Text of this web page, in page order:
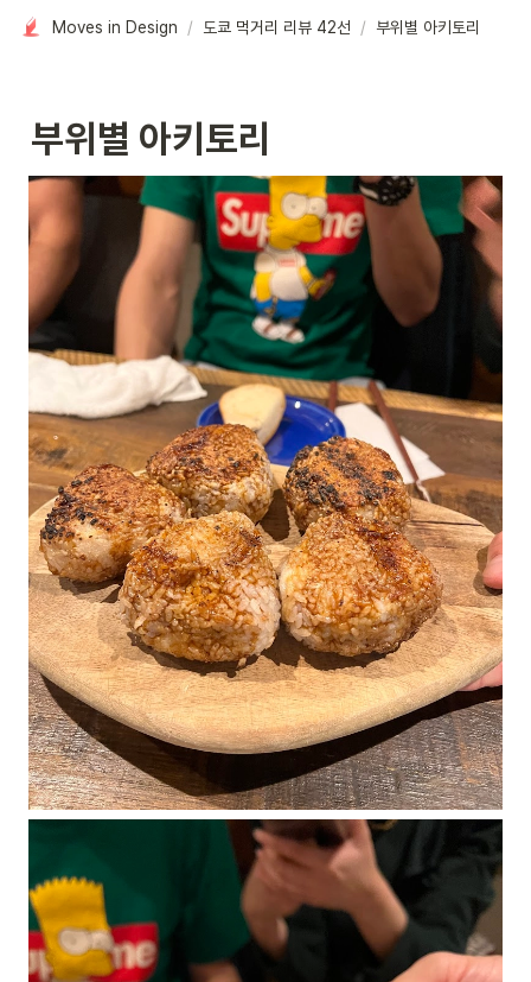
Moves in Design / 도쿄 먹거리 리뷰 42선 / 부위별 아키토리
부위별 아키토리